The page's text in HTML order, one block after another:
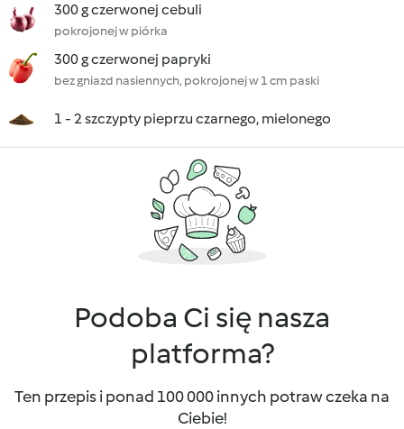
300 g czerwonej cebuli
pokrojonej w piórka
300 g czerwonej papryki
bez gniazd nasiennych, pokrojonej w 1 cm paski
1 - 2 szczypty pieprzu czarnego, mielonego
Podoba Ci się nasza
platforma?
Ten przepis i ponad 100 000 innych potraw czeka na
Ciebie!